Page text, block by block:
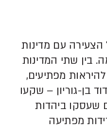
עם מדינות
בין שתי המדינות
להיראות מפתיעים,
בן-גוריון – שקעו
שעסקו ביהדות
מפתיעה